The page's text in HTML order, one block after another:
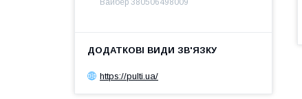
Вайбер 380506498009
https://pulti.ua/